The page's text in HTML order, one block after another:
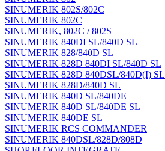
SINUMERIK 802S/802C
SINUMERIK 802C
SINUMERIK, 802C / 802S
SINUMERIK 840DI SL/840D SL
SINUMERIK 828/840D SL
SINUMERIK 828D 840DI SL/840D SL
SINUMERIK 828D 840DSL/840D(I) SL
SINUMERIK 828D/840D SL
SINUMERIK 840D SL/840DE
SINUMERIK 840D SL/840DE SL
SINUMERIK 840DE SL
SINUMERIK RCS COMMANDER
SINUMERIK 840DSL/828D/808D